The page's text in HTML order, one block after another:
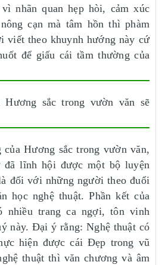
nhãn quan hẹp hòi, cảm xúc
cạn mà tâm hồn thì phàm
viết theo khuynh hướng này cứ
để giấu cái tầm thường của
Hương sắc trong vườn văn sẽ
Hương sắc trong vườn văn,
đã lĩnh hội được một bộ luyện
đối với những người theo đuổi
học nghệ thuật. Phần kết của
nhiều trang ca ngợi, tôn vinh
này. Ðại ý rằng: Nghệ thuật có
hiện được cái Ðẹp trong vũ
thuật thì văn chương và âm